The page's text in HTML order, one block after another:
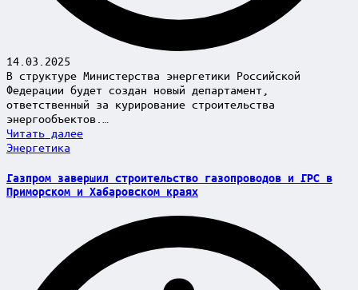
14.03.2025
В структуре Министерства энергетики Российской
Федерации будет создан новый департамент,
ответственный за курирование строительства
энергообъектов.…
Читать далее
Posted
Энергетика
Газпром завершил строительство газопроводов и ГРС в
Приморском и Хабаровском краях